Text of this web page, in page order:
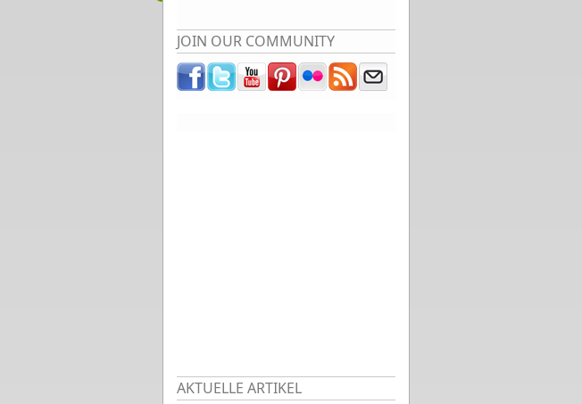
JOIN OUR COMMUNITY
AKTUELLE ARTIKEL